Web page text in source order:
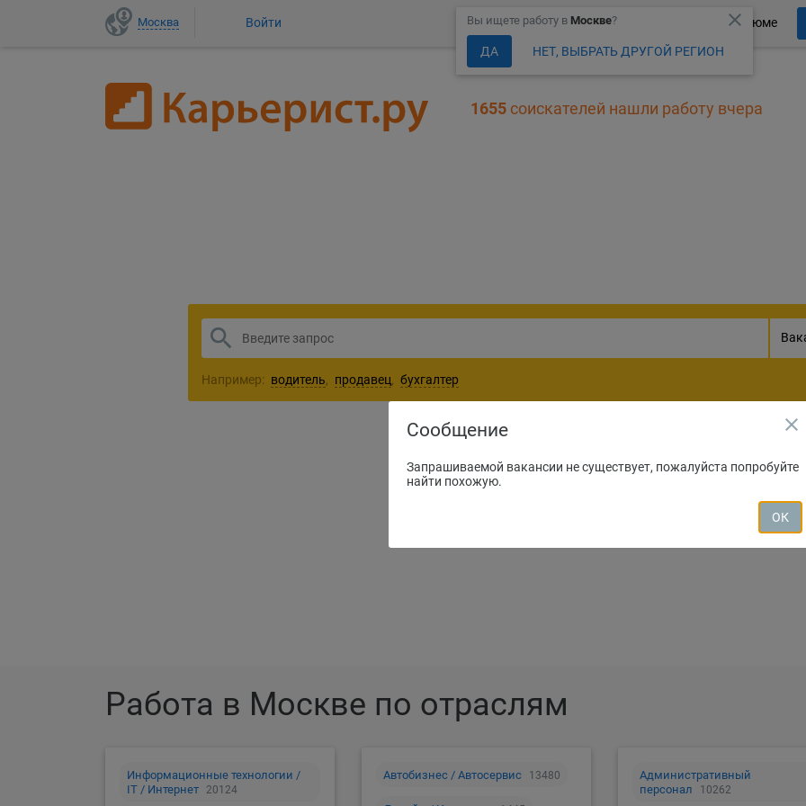
Москва Войти Более 150 000 компаний ждут Ваше резюме
close
Вы ищете работу в Москве?
ДА НЕТ, ВЫБРАТЬ ДРУГОЙ РЕГИОН
1655 соискателей нашли работу вчера
Например: водитель, продавец, бухгалтер
Создать
Работа в Москве по отраслям
Информационные технологии /
IT / Интернет
20124
Автобизнес / Автосервис 13480
Административный
персонал
10262
close
Сообщение
Запрашиваемой вакансии не существует, пожалуйста попробуйте
найти похожую.
ОК